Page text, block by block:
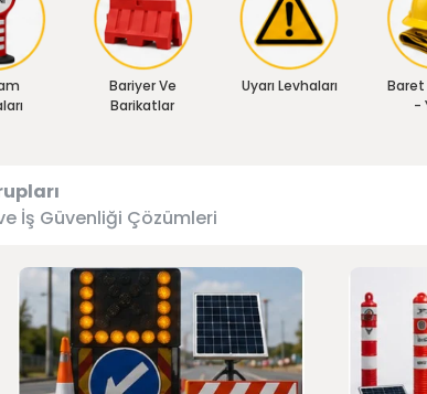
Bariyer Ve
Barikatlar
Uyarı Levhaları
Baret
-
İş Güvenliği Çözümleri